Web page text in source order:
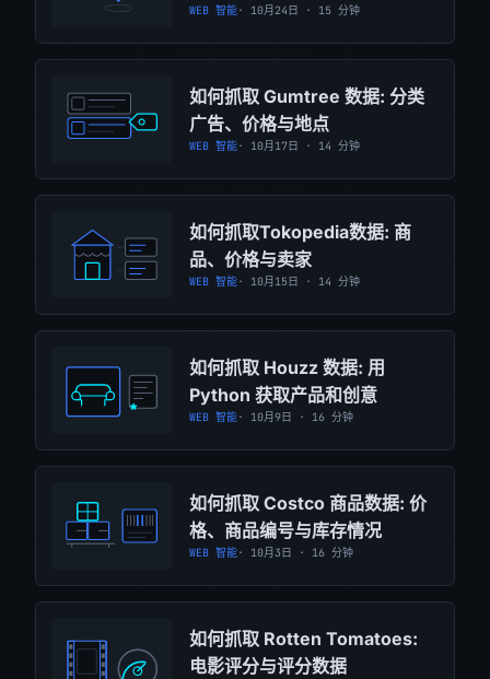
WEB 智能· 10月24日 · 15 分钟
如何抓取 Gumtree 数据: 分类
广告、价格与地点
WEB 智能· 10月17日 · 14 分钟
如何抓取Tokopedia数据: 商
品、价格与卖家
WEB 智能· 10月15日 · 14 分钟
如何抓取 Houzz 数据: 用
Python 获取产品和创意
WEB 智能· 10月9日 · 16 分钟
如何抓取 Costco 商品数据: 价
格、商品编号与库存情况
WEB 智能· 10月3日 · 16 分钟
如何抓取 Rotten Tomatoes:
电影评分与评分数据